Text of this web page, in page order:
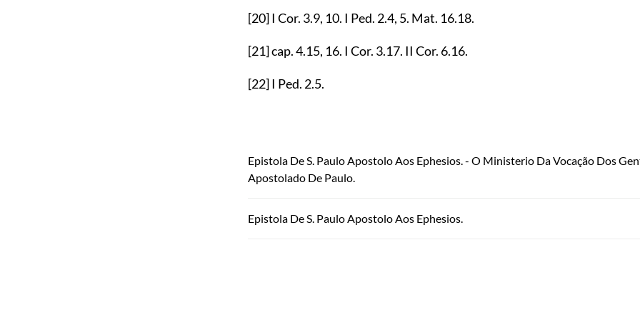
[20]I Cor. 3.9, 10. I Ped. 2.4, 5. Mat. 16.18.
[21]cap.4.15, 16. I Cor. 3.17. II Cor. 6.16.
[22]I Ped. 2.5.
Epistola De S. Paulo Apostolo Aos Ephesios. - O Ministerio Da Vocação Dos
Apostolado De Paulo.
Epistola De S. Paulo Apostolo Aos Ephesios.